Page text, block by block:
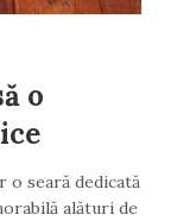
o
o seară dedicată
alături de